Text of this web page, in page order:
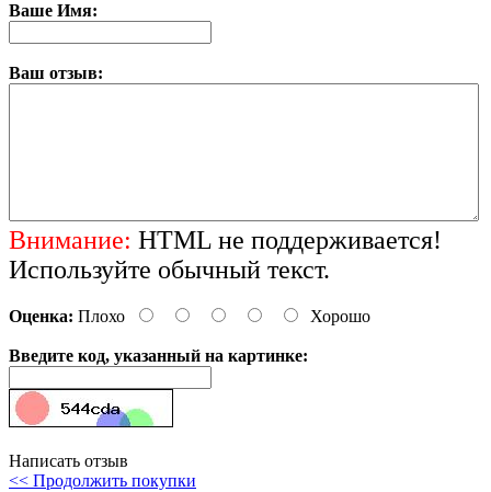
Ваше Имя:
Ваш отзыв:
Внимание: HTML не поддерживается!
Используйте обычный текст.
Оценка: Плохо Хорошо
Введите код, указанный на картинке:
Написать отзыв
<< Продолжить покупки